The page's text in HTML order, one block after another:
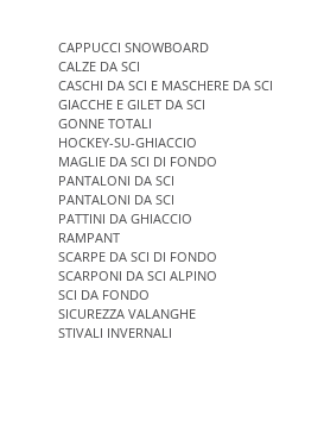
CAPPUCCI SNOWBOARD
CALZE DA SCI
CASCHI DA SCI E MASCHERE DA SCI
GIACCHE E GILET DA SCI
GONNE TOTALI
HOCKEY-SU-GHIACCIO
MAGLIE DA SCI DI FONDO
PANTALONI DA SCI
PANTALONI DA SCI
PATTINI DA GHIACCIO
RAMPANT
SCARPE DA SCI DI FONDO
SCARPONI DA SCI ALPINO
SCI DA FONDO
SICUREZZA VALANGHE
STIVALI INVERNALI